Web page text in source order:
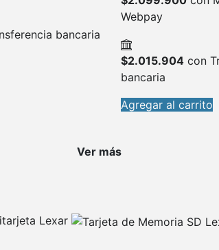
bancaria
Webpay
$2.015.904 con
bancaria
Agregar al carrito
Ver más
Lexar